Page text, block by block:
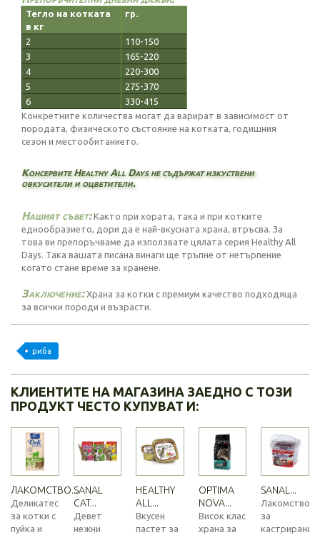
Тегло на котката
в кг
гр.
2
110-150
3
165-220
4
220-300
5
275-370
6
330-415
Конкретните количества могат да варират в зависимост от
породата, физическото състояние на котката, годишния
сезон и местообитанието.
Консервите Healthy All Days не съдържат изкуствени
овкусители и оцветители.
Нашият съвет:Както при хората, така и при котките
еднообразието, дори да е най-вкусната храна, втръсва. За
това ви препоръчваме да използвате цялата серия Healthy All
Days. Така вашата писана винаги ще тръпне от нетърпение
когато стане време за хранене.
Заключение:Храна за котки с премиум качество подходяща
за всички породи и възрасти.
риба
КЛИЕНТИТЕ НА МАГАЗИНА ЗАЕДНО С ТОЗИ
ПРОДУКТ ЧЕСТО КУПУВАТ И:
ЛАКОМСТВО...
Деликатес
за котки с
пуйка и
SANAL
CAT...
Девет
нежни
HEALTHY
ALL...
Вкусен
пастет за
OPTIMA
NOVA...
Висок клас
храна за
SANAL...
Лакомство
за
кастрирани